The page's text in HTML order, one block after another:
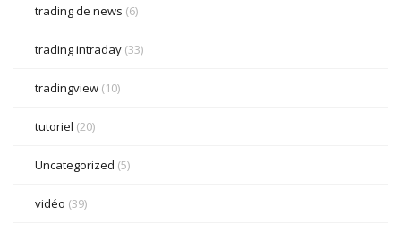
trading de news (6)
trading intraday (33)
tradingview (10)
tutoriel (20)
Uncategorized (5)
vidéo (39)